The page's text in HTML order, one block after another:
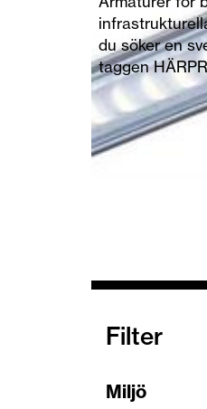
du söker en
taggen
Filter
Miljö